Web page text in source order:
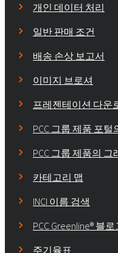
개인 데이터 처리
일반 판매 조건
배송 손상 보고서
이미지 브로셔
프레젠테이션 다운
PCC 그룹 제품 포
PCC 그룹 제품의 그
카테고리 맵
INCI 이름 검색
PCC Greenline® 블로
주기율표